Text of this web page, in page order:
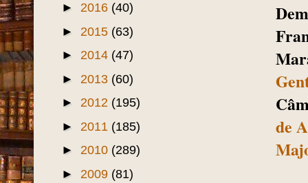
de
► 2016 (40)
► 2015 (63)
► 2014 (47)
► 2013 (60)
► 2012 (195)
► 2011 (185)
► 2010 (289)
► 2009 (81)